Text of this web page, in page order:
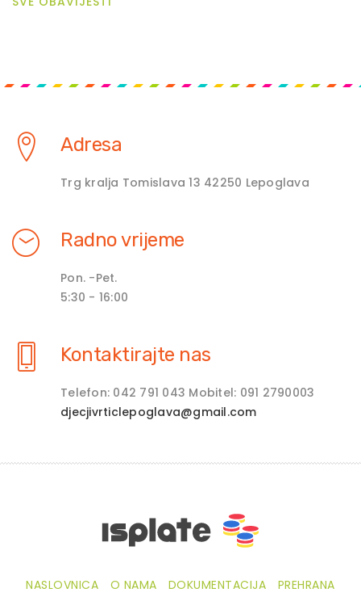
Adresa
Trg kralja Tomislava 13 42250 Lepoglava
Radno vrijeme
Pon. -Pet.
5:30 - 16:00
Kontaktirajte nas
Telefon: 042 791 043 Mobitel: 091 2790003
djecjivrticlepoglava@gmail.com
NASLOVNICA O NAMA DOKUMENTACIJA PREHRANA